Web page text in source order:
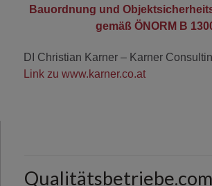
Bauordnung und
gemäß ÖNORM B
DI Christian Karner – Karner
Link zu www.karner.co.at